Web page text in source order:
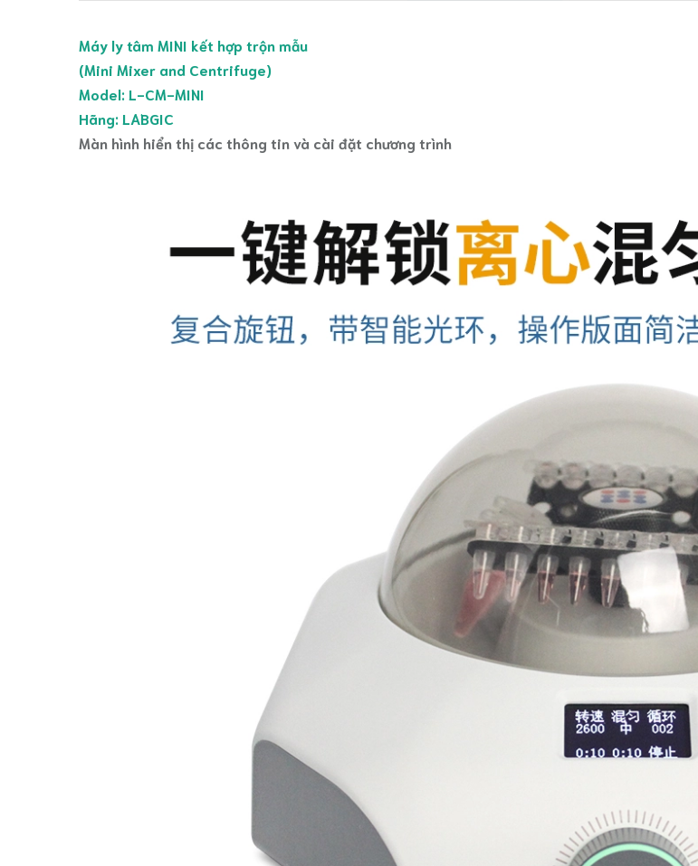
Máy ly tâm MINI kết hợp trộn mẫu
(Mini Mixer and Centrifuge)
Model: L-CM-MINI
Hãng: LABGIC
Màn hình hiển thị các thông tin và cài đặt chương trình